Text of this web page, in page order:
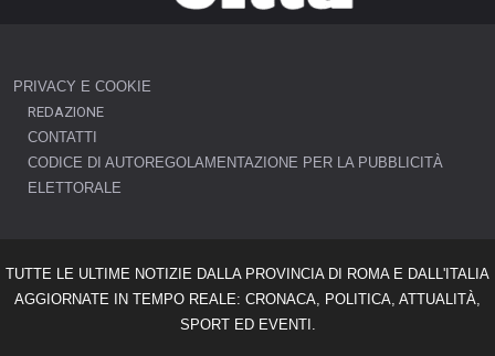
PRIVACY E COOKIE
REDAZIONE
CONTATTI
CODICE DI AUTOREGOLAMENTAZIONE PER LA PUBBLICITÀ
ELETTORALE
TUTTE LE ULTIME NOTIZIE DALLA PROVINCIA DI ROMA E DALL'ITALIA
AGGIORNATE IN TEMPO REALE: CRONACA, POLITICA, ATTUALITÀ,
SPORT ED EVENTI.